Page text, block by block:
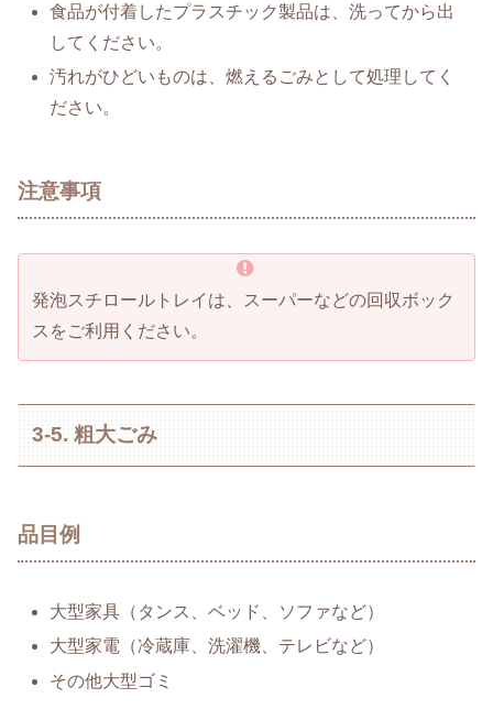
食品が付着したプラスチック製品は、洗ってから出
してください。
汚れがひどいものは、燃えるごみとして処理してく
ださい。
注意事項
発泡スチロールトレイは、スーパーなどの回収ボック
スをご利用ください。
3-5. 粗大ごみ
品目例
大型家具（タンス、ベッド、ソファなど）
大型家電（冷蔵庫、洗濯機、テレビなど）
その他大型ゴミ